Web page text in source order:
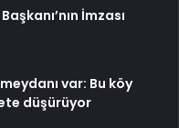
İmzası
var: Bu köy
düşürüyor